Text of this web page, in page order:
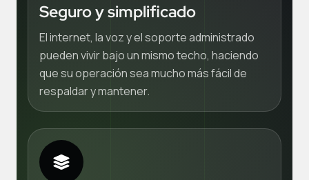
Seguro y simplificado
El internet, la voz y el soporte administrado
pueden vivir bajo un mismo techo, haciendo
que su operación sea mucho más fácil de
respaldar y mantener.